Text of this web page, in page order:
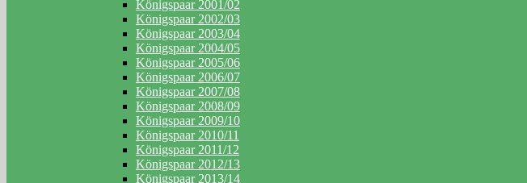
Königspaar 2001/02
Königspaar 2002/03
Königspaar 2003/04
Königspaar 2004/05
Königspaar 2005/06
Königspaar 2006/07
Königspaar 2007/08
Königspaar 2008/09
Königspaar 2009/10
Königspaar 2010/11
Königspaar 2011/12
Königspaar 2012/13
Königspaar 2013/14